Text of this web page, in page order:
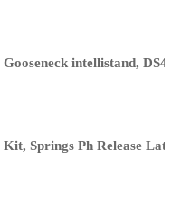
Gooseneck intellistand,
Kit, Springs Ph Release Latch